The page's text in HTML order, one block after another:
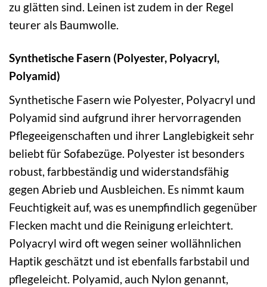
zu glätten sind. Leinen ist zudem in der Regel
teurer als Baumwolle.
Synthetische Fasern (Polyester, Polyacryl,
Polyamid)
Synthetische Fasern wie Polyester, Polyacryl und
Polyamid sind aufgrund ihrer hervorragenden
Pflegeeigenschaften und ihrer Langlebigkeit sehr
beliebt für Sofabezüge. Polyester ist besonders
robust, farbbeständig und widerstandsfähig
gegen Abrieb und Ausbleichen. Es nimmt kaum
Feuchtigkeit auf, was es unempfindlich gegenüber
Flecken macht und die Reinigung erleichtert.
Polyacryl wird oft wegen seiner wollähnlichen
Haptik geschätzt und ist ebenfalls farbstabil und
pflegeleicht. Polyamid, auch Nylon genannt,